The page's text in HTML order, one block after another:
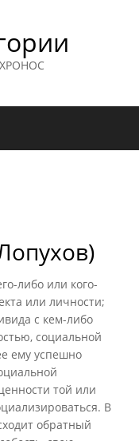
ХРОНОС
либо или кого-
или личности;
с кем-либо
социальной
ему успешно
той или
В
обратный